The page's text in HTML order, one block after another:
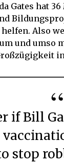
Gates hat
Also
und umso
stop